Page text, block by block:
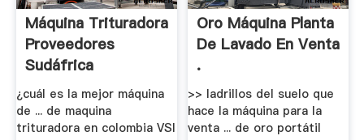
Máquina Trituradora
Proveedores
Sudáfrica
¿cuál es la mejor máquina
de ... de maquina
trituradora en colombia VSI
Oro Máquina Planta
De Lavado En Venta
.
>> ladrillos del suelo que
hace la máquina para la
venta ... de oro portátil